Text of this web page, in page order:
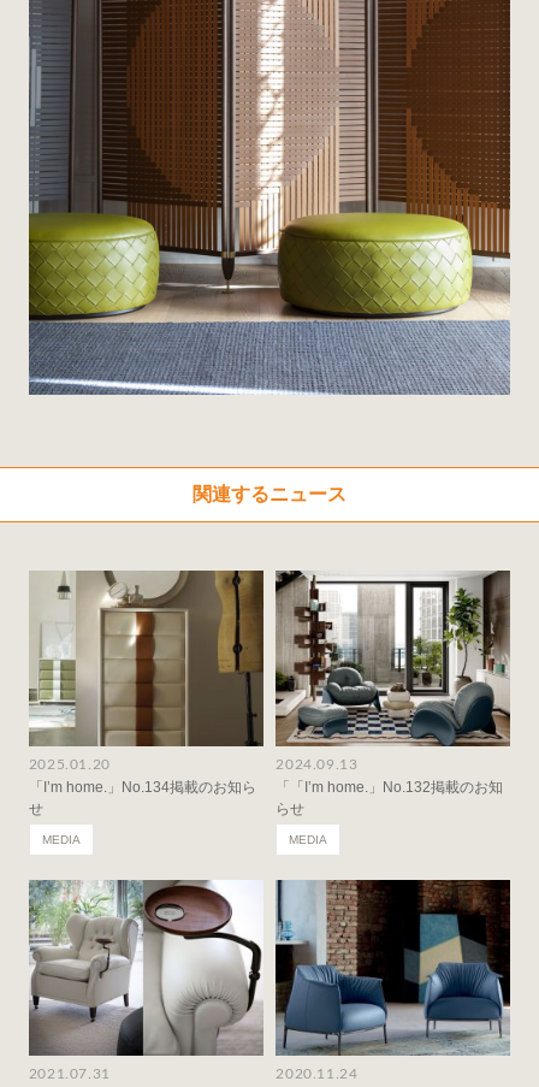
関連するニュース
2025.01.20
「I’m home.」No.134掲載のお知ら
せ
MEDIA
2024.09.13
「「I’m home.」No.132掲載のお知
らせ
MEDIA
2021.07.31 2020.11.24